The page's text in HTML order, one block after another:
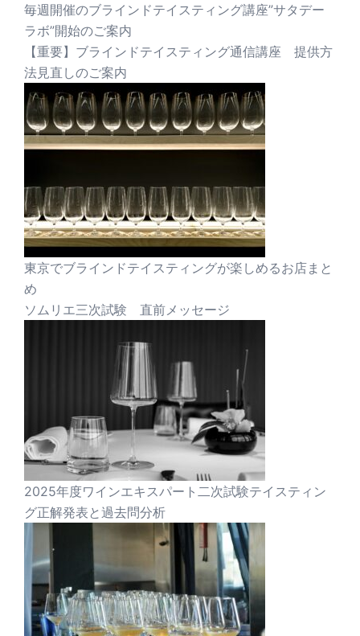
毎週開催のブラインドテイスティング講座”サタデー
ラボ”開始のご案内
【重要】ブラインドテイスティング通信講座 提供方
法見直しのご案内
東京でブラインドテイスティングが楽しめるお店まと
め
ソムリエ三次試験 直前メッセージ
2025年度ワインエキスパート二次試験テイスティン
グ正解発表と過去問分析